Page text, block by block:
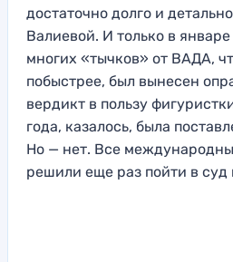
достаточно долго и
Валиевой. И только в
многих «тычков» от ВАДА,
побыстрее, был вынесен
вердикт в пользу
года, казалось, была
Но — нет. Все
решили еще раз пойти в суд